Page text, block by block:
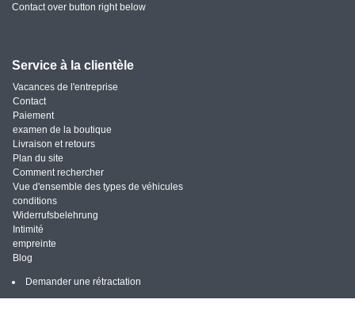
Contact over button right below
Service à la clientèle
Vacances de l'entreprise
Contact
Paiement
examen de la boutique
Livraison et retours
Plan du site
Comment rechercher
Vue d'ensemble des types de véhicules
conditions
Widerrufsbelehrung
Intimité
empreinte
Blog
Demander une rétractation